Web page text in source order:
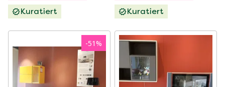
Kuratiert
Kuratiert
-51%